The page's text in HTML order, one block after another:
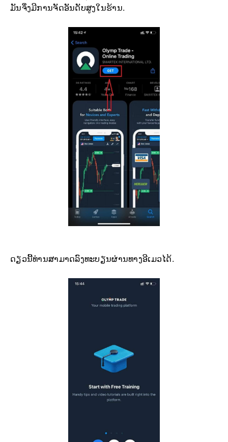
ມັນຈຶ່ງມີການຈັດອັນດັບສູງໃນຮ້ານ.
ດຽວນີ້ທ່ານສາມາດລົງທະບຽນຜ່ານທາງອີເມວໄດ້.